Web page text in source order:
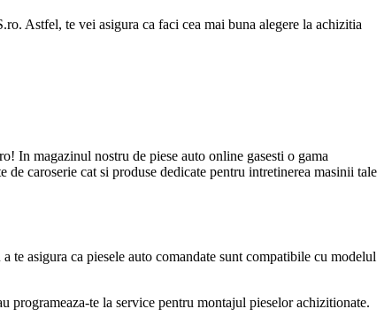
Astfel, te vei asigura ca faci cea mai buna alegere la achizitia
In magazinul nostru de piese auto online gasesti o gama
caroserie cat si produse dedicate pentru intretinerea masinii tale
te asigura ca piesele auto comandate sunt compatibile cu modelul
programeaza-te la service pentru montajul pieselor achizitionate.